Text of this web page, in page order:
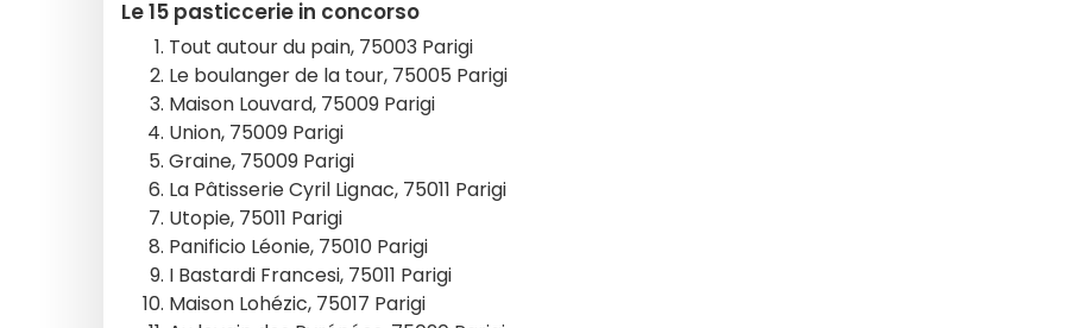
Le 15 pasticcerie in concorso
Tout autour du pain, 75003 Parigi
Le boulanger de la tour, 75005 Parigi
Maison Louvard, 75009 Parigi
Union, 75009 Parigi
Graine, 75009 Parigi
La Pâtisserie Cyril Lignac, 75011 Parigi
Utopie, 75011 Parigi
Panificio Léonie, 75010 Parigi
I Bastardi Francesi, 75011 Parigi
Maison Lohézic, 75017 Parigi